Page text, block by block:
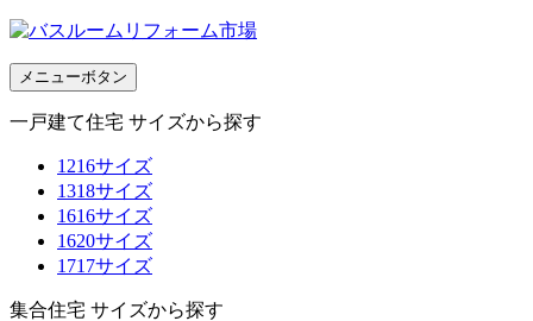
メニューボタン
一戸建て住宅 サイズから探す
1216サイズ
1318サイズ
1616サイズ
1620サイズ
1717サイズ
集合住宅 サイズから探す